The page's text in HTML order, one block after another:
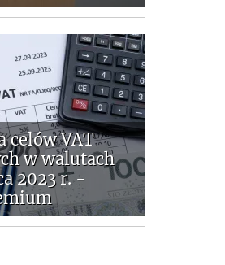
celów VAT
w walutach
2023 r. -